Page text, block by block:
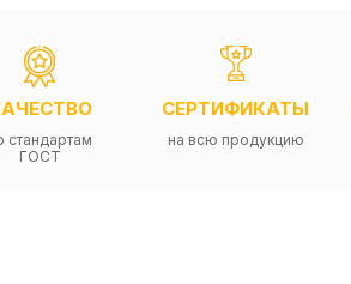
стандартам
ГОСТ
СЕРТИФИКАТЫ
на всю продукцию